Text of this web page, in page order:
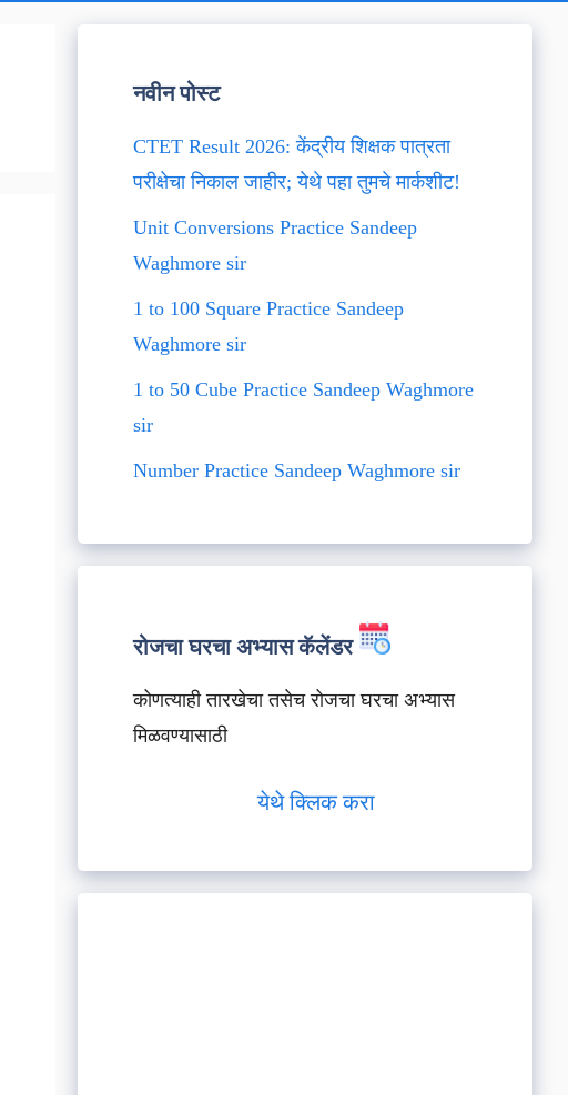
नवीन पोस्ट
CTET Result 2026: केंद्रीय शिक्षक पात्रता
परीक्षेचा निकाल जाहीर; येथे पहा तुमचे मार्कशीट!
Unit Conversions Practice Sandeep
Waghmore sir
1 to 100 Square Practice Sandeep
Waghmore sir
1 to 50 Cube Practice Sandeep Waghmore
sir
Number Practice Sandeep Waghmore sir
रोजचा घरचा अभ्यास कॅलेंडर
कोणत्याही तारखेचा तसेच रोजचा घरचा अभ्यास
मिळवण्यासाठी
येथे क्लिक करा